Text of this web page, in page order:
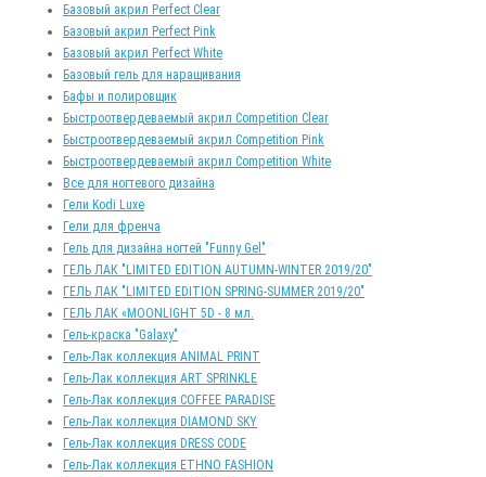
Базовый акрил Perfect Clear
Базовый акрил Perfect Pink
Базовый акрил Perfect White
Базовый гель для наращивания
Бафы и полировщик
Быстроотвердеваемый акрил Competition Clear
Быстроотвердеваемый акрил Competition Pink
Быстроотвердеваемый акрил Competition White
Все для ногтевого дизайна
Гели Kodi Luxe
Гели для френча
Гель для дизайна ногтей "Funny Gel"
ГЕЛЬ ЛАК "LIMITED EDITION AUTUMN-WINTER 2019/20"
ГЕЛЬ ЛАК "LIMITED EDITION SPRING-SUMMER 2019/20"
ГЕЛЬ ЛАК «MOONLIGHT 5D - 8 мл.
Гель-краска "Galaxy"
Гель-Лак коллекция ANIMAL PRINT
Гель-Лак коллекция ART SPRINKLE
Гель-Лак коллекция COFFEE PARADISE
Гель-Лак коллекция DIAMOND SKY
Гель-Лак коллекция DRESS CODE
Гель-Лак коллекция ETHNO FASHION